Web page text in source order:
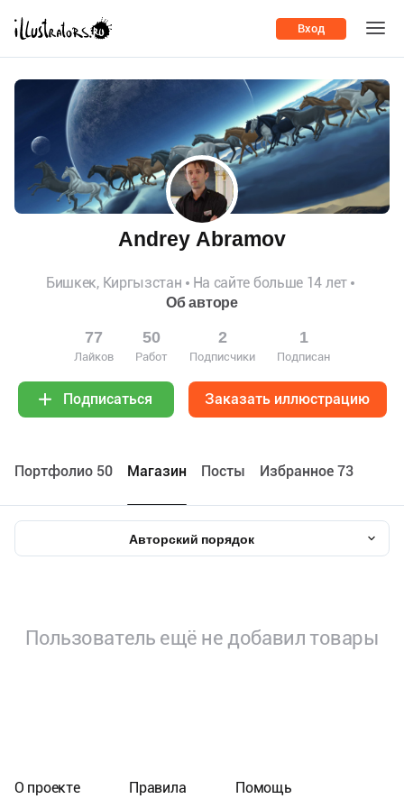
Вход
Andrey Abramov
Бишкек, Киргызстан
На сайте больше 14 лет
Об авторе
77
Лайков
50
Работ
2
Подписчики
1
Подписан
Подписаться Заказать иллюстрацию
Портфолио 50 Maгазин Посты Избранное 73
Авторский порядок
Пользователь ещё не добавил товары
О проекте Правила Помощь